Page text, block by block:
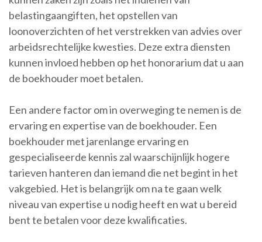
belastingaangiften, het opstellen van
loonoverzichten of het verstrekken van advies over
arbeidsrechtelijke kwesties. Deze extra diensten
kunnen invloed hebben op het honorarium dat u aan
de boekhouder moet betalen.
Een andere factor om in overweging te nemen is de
ervaring en expertise van de boekhouder. Een
boekhouder met jarenlange ervaring en
gespecialiseerde kennis zal waarschijnlijk hogere
tarieven hanteren dan iemand die net begint in het
vakgebied. Het is belangrijk om na te gaan welk
niveau van expertise u nodig heeft en wat u bereid
bent te betalen voor deze kwalificaties.